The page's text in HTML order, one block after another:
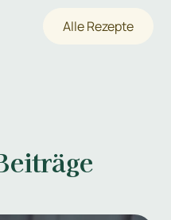
Alle Rezepte